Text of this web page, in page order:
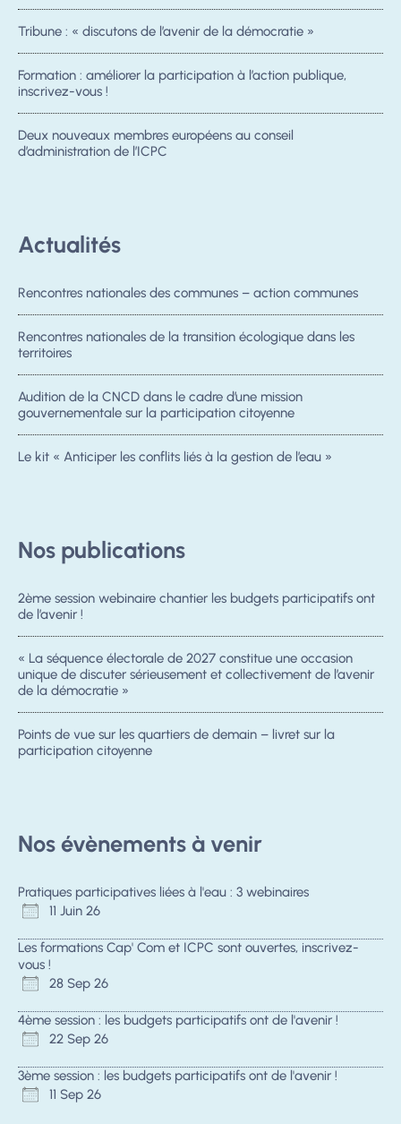
Tribune : « discutons de l’avenir de la démocratie »
Formation : améliorer la participation à l’action publique,
inscrivez-vous !
Deux nouveaux membres européens au conseil
d’administration de l’ICPC
Actualités
Rencontres nationales des communes – action communes
Rencontres nationales de la transition écologique dans les
territoires
Audition de la CNCD dans le cadre d’une mission
gouvernementale sur la participation citoyenne
Le kit « Anticiper les conflits liés à la gestion de l’eau »
Nos publications
2ème session webinaire chantier les budgets participatifs ont
de l’avenir !
« La séquence électorale de 2027 constitue une occasion
unique de discuter sérieusement et collectivement de l’avenir
de la démocratie »
Points de vue sur les quartiers de demain – livret sur la
participation citoyenne
Nos évènements à venir
Pratiques participatives liées à l'eau : 3 webinaires
11 Juin 26
Les formations Cap' Com et ICPC sont ouvertes, inscrivez-
vous !
28 Sep 26
4ème session : les budgets participatifs ont de l'avenir !
22 Sep 26
3ème session : les budgets participatifs ont de l'avenir !
11 Sep 26